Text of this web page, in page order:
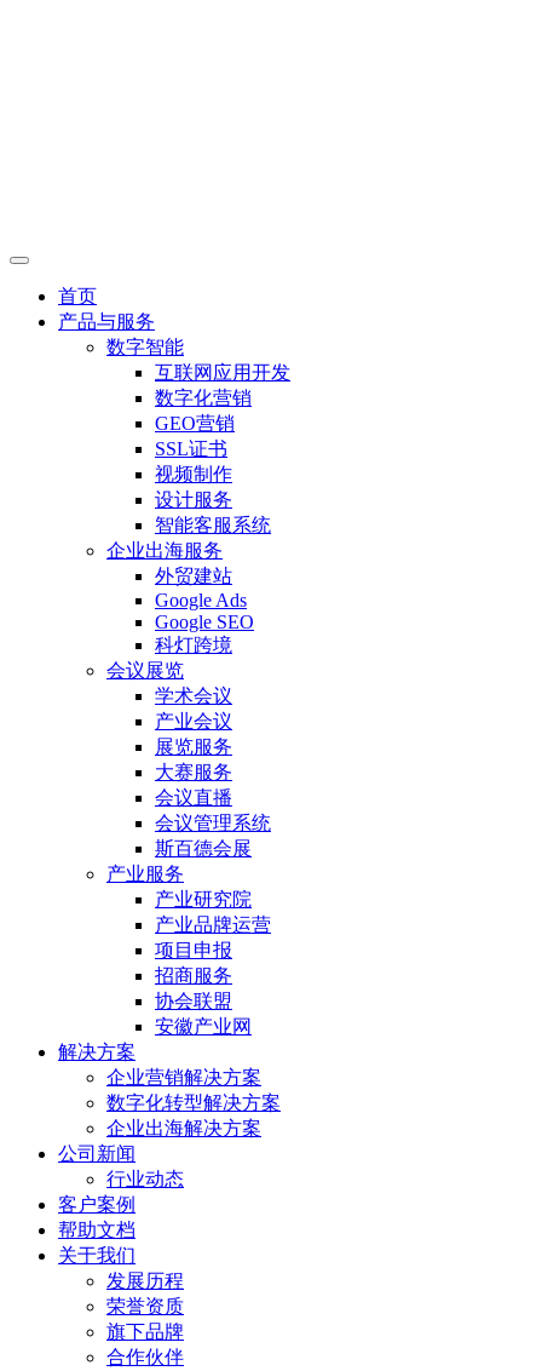
首页
产品与服务
数字智能
互联网应用开发
数字化营销
GEO营销
SSL证书
视频制作
设计服务
智能客服系统
企业出海服务
外贸建站
Google Ads
Google SEO
科灯跨境
会议展览
学术会议
产业会议
展览服务
大赛服务
会议直播
会议管理系统
斯百德会展
产业服务
产业研究院
产业品牌运营
项目申报
招商服务
协会联盟
安徽产业网
解决方案
企业营销解决方案
数字化转型解决方案
企业出海解决方案
公司新闻
行业动态
客户案例
帮助文档
关于我们
发展历程
荣誉资质
旗下品牌
合作伙伴